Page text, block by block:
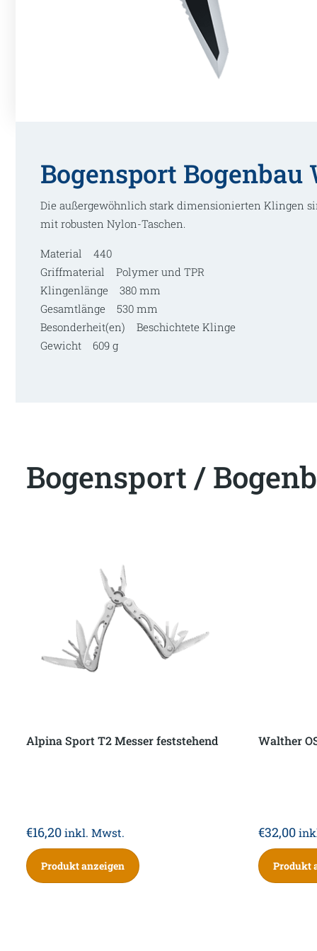
Bogensport
Die außergewöhnlich stark dimensionierten Klingen
mit robusten Nylon-Taschen.
Material 440
Griffmaterial Polymer und TPR
Klingenlänge 380 mm
Gesamtlänge 530 mm
Besonderheit(en) Beschichtete Klinge
Gewicht 609 g
Bogensport /
Alpina Sport T2 Messer feststehend
€16,20inkl. Mwst.
Produkt anzeigen
Walther
€32,00
Produkt